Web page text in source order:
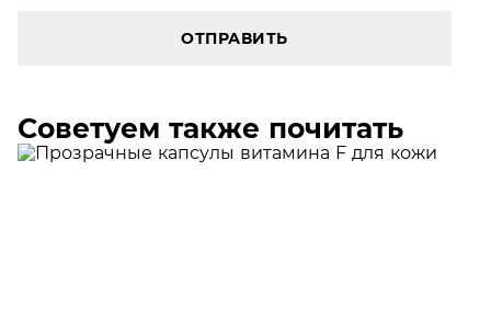
ОТПРАВИТЬ
Советуем также почитать